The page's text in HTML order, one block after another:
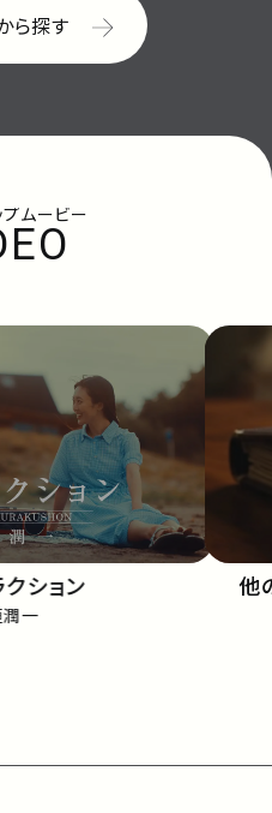
ら探す
プムービー
ション
一
他